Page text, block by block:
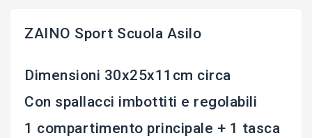
ZAINO Sport Scuola Asilo
Dimensioni 30x25x11cm circa
Con spallacci imbottiti e regolabili
1 compartimento principale + 1 tasca